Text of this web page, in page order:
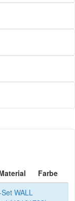
Farbe
WALL